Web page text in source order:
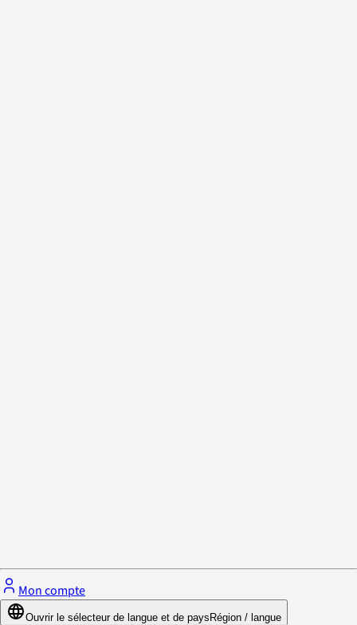
Mon compte
Ouvrir le sélecteur de langue et de pays Région / langue